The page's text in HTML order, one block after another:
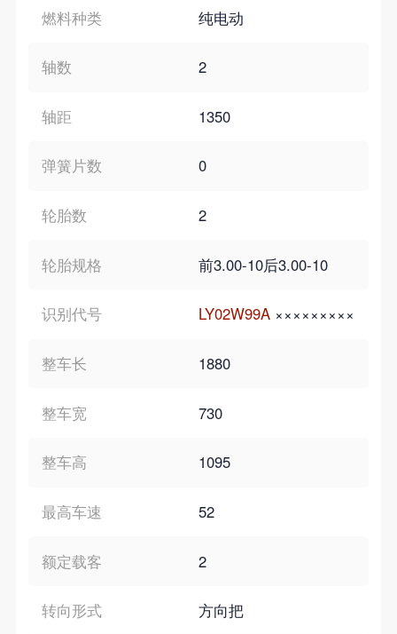
燃料种类 纯电动
轴数 2
轴距 1350
弹簧片数 0
轮胎数 2
轮胎规格 前3.00-10后3.00-10
识别代号 LY02W99A ×××××××××
整车长 1880
整车宽 730
整车高 1095
最高车速 52
额定载客 2
转向形式 方向把